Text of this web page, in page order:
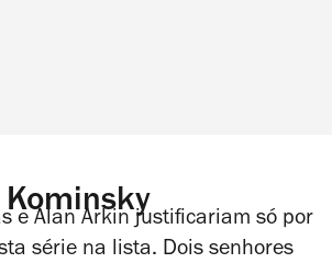
Kominsky
e Alan Arkin justificariam só por
série na lista. Dois senhores